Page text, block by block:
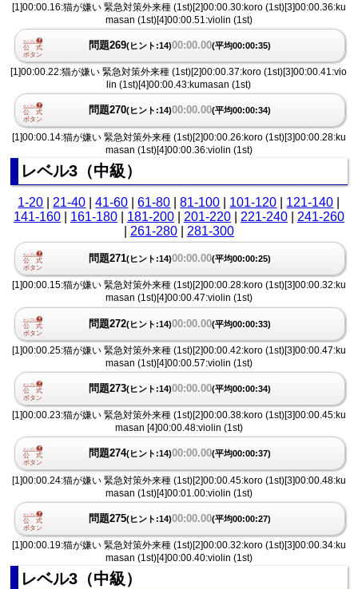
[1]00:00.16:猫が嫌い 緊急対策外来種 (1st)[2]00:00.30:koro (1st)[3]00:00.36:ku
masan (1st)[4]00:00.51:violin (1st)
問題269(ヒント:14)00:00.00(平均00:00:35)
[1]00:00.22:猫が嫌い 緊急対策外来種 (1st)[2]00:00.37:koro (1st)[3]00:00.41:vio
lin (1st)[4]00:00.43:kumasan (1st)
問題270(ヒント:14)00:00.00(平均00:00:34)
[1]00:00.14:猫が嫌い 緊急対策外来種 (1st)[2]00:00.26:koro (1st)[3]00:00.28:ku
masan (1st)[4]00:00.36:violin (1st)
レベル3（中級）
1-20 21-40 |41-60 |61-80 |81-100 101-120 121-140
141-160| 161-180| 181-200| 201-220| 221-240| 241-260
261-280| 281-300
問題271(ヒント:14)00:00.00(平均00:00:25)
[1]00:00.15:猫が嫌い 緊急対策外来種 (1st)[2]00:00.28:koro (1st)[3]00:00.32:ku
masan (1st)[4]00:00.47:violin (1st)
問題272(ヒント:14)00:00.00(平均00:00:33)
[1]00:00.25:猫が嫌い 緊急対策外来種 (1st)[2]00:00.42:koro (1st)[3]00:00.47:ku
masan (1st)[4]00:00.57:violin (1st)
問題273(ヒント:14)00:00.00(平均00:00:34)
[1]00:00.23:猫が嫌い 緊急対策外来種 (1st)[2]00:00.38:koro (1st)[3]00:00.45:ku
masan [4]00:00.48:violin (1st)
問題274(ヒント:14)00:00.00(平均00:00:37)
[1]00:00.24:猫が嫌い 緊急対策外来種 (1st)[2]00:00.45:koro (1st)[3]00:00.48:ku
masan (1st)[4]00:01.00:violin (1st)
問題275(ヒント:14)00:00.00(平均00:00:27)
[1]00:00.19:猫が嫌い 緊急対策外来種 (1st)[2]00:00.32:koro (1st)[3]00:00.34:ku
masan (1st)[4]00:00.40:violin (1st)
レベル3（中級）